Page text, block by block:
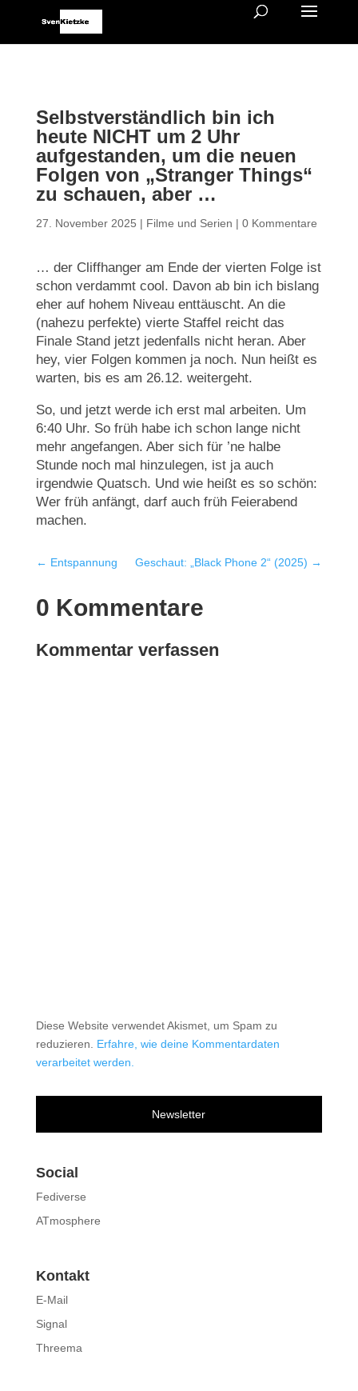
Selbstverständlich bin ich
heute NICHT um 2 Uhr
aufgestanden, um die neuen
Folgen von „Stranger Things“
zu schauen, aber …
27. November 2025 | Filme und Serien | 0 Kommentare
… der Cliffhanger am Ende der vierten Folge ist
schon verdammt cool. Davon ab bin ich bislang
eher auf hohem Niveau enttäuscht. An die
(nahezu perfekte) vierte Staffel reicht das
Finale Stand jetzt jedenfalls nicht heran. Aber
hey, vier Folgen kommen ja noch. Nun heißt es
warten, bis es am 26.12. weitergeht.
So, und jetzt werde ich erst mal arbeiten. Um
6:40 Uhr. So früh habe ich schon lange nicht
mehr angefangen. Aber sich für ’ne halbe
Stunde noch mal hinzulegen, ist ja auch
irgendwie Quatsch. Und wie heißt es so schön:
Wer früh anfängt, darf auch früh Feierabend
machen.
← Entspannung Geschaut: „Black Phone 2“ (2025) →
0 Kommentare
Kommentar verfassen
Diese Website verwendet Akismet, um Spam zu
reduzieren. Erfahre, wie deine Kommentardaten
verarbeitet werden.
Newsletter
Social
Fediverse
ATmosphere
Kontakt
E-Mail
Signal
Threema